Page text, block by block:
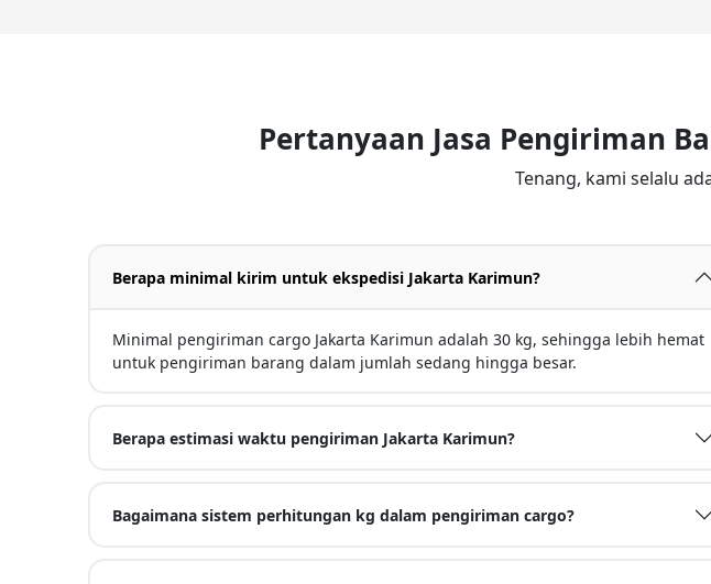
Pertanyaan Jasa Pengiriman
Tenang, kami selalu
Berapa minimal kirim untuk ekspedisi Jakarta Karimun?
Minimal pengiriman cargo Jakarta Karimun adalah 30 kg, sehingga lebih hemat
untuk pengiriman barang dalam jumlah sedang hingga besar.
Berapa estimasi waktu pengiriman Jakarta Karimun?
Bagaimana sistem perhitungan kg dalam pengiriman cargo?